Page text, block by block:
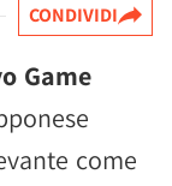
CONDIVIDI
Game
come